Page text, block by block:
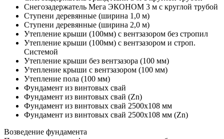
Снегозадержатель Мега ЭКОНОМ 3 м с круглой трубой
Ступени деревянные (ширина 1,0 м)
Ступени деревянные (ширина 2,0 м)
Утепление крыши (100мм) с вентзазором без стропил
Утепление крыши (100мм) с вентзазором и строп.
Системой
Утепление крыши без вентзазора (100 мм)
Утепление крыши с вентзазором (100 мм)
Утепление пола (100 мм)
Фундамент из винтовых свай
Фундамент из винтовых свай (Zn)
Фундамент из винтовых свай 2500х108 мм
Фундамент из винтовых свай 2500х108 мм (Zn)
Возведение фундамента